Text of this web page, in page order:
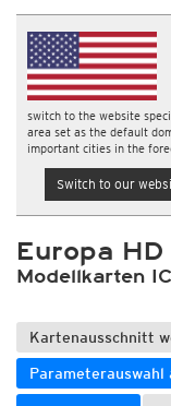
switch to the website
area set as the default
important cities in the
Switch to our
Europa HD
Modellkarten
Kartenausschnitt
Parameterauswahl